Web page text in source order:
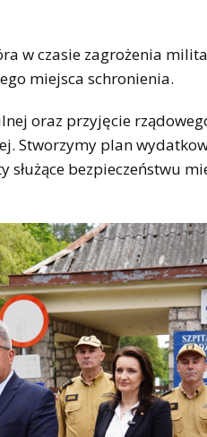
w czasie zagrożenia
miejsca schronienia.
oraz przyjęcie
Stworzymy plan
bezpieczeństwu